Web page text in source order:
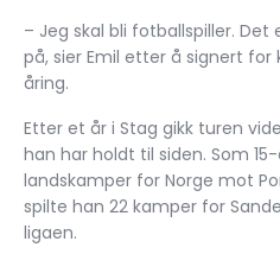
– Jeg skal bli fotballspiller.
på, sier Emil etter å signert
åring.
Etter et år i Stag gikk turen
han har holdt til siden. Som
landskamper for Norge mot
spilte han 22 kamper for
ligaen.